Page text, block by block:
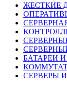
ЖЕСТКИЕ
БАТАРЕИ
СЕРВЕРЫ